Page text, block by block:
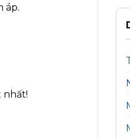
áp.
nhất!